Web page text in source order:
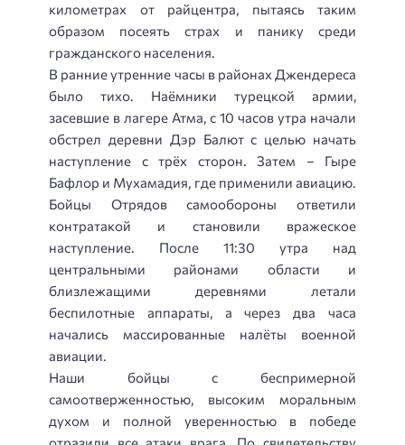
километрах от райцентра, пытаясь таким
образом посеять страх и панику среди
гражданского населения.
В ранние утренние часы в районах Джендереса
было тихо. Наёмники турецкой армии,
засевшие в лагере Атма, с 10 часов утра начали
обстрел деревни Дэр Балют с целью начать
наступление с трёх сторон. Затем – Гыре
Бафлор и Мухамадия, где применили авиацию.
Бойцы Отрядов самообороны ответили
контратакой и становили вражеское
наступление. После 11:30 утра над
центральными районами области и
близлежащими деревнями летали
беспилотные аппараты, а через два часа
начались массированные налёты военной
авиации.
Наши бойцы с беспримерной
самоотверженностью, высоким моральным
духом и полной уверенностью в победе